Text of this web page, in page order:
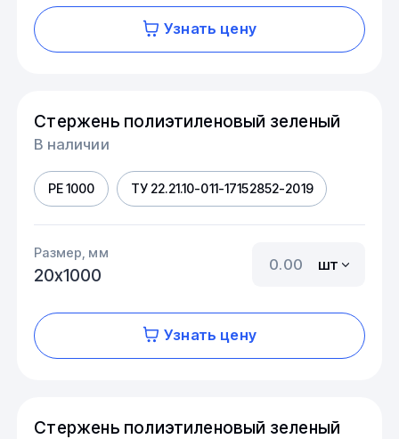
Узнать цену
Стержень полиэтиленовый зеленый
В наличии
PE 1000 ТУ 22.21.10-011-17152852-2019
Размер, мм
20х1000
шт
Узнать цену
Стержень полиэтиленовый зеленый